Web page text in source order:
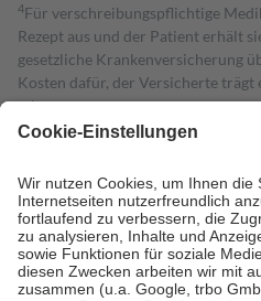
4Für verschreibungspflichtige
Rezept aus und der Patient erhält
gesetzliche Krankenversicherung
Kosten dafür, der Versicherte trägt
mit.
Grundsätzlich leisten Mitglieder
höchstens zehn Euro.
Es sind
Kosten der Leistung zu entrichten.
Diese Regeln gelten grundsätzlich
Bei Heilmitteln und häuslicher
Zuzahlung zehn Prozent der
Verordnung.